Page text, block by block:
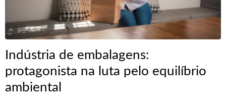
Indústria de embalagens:
protagonista na luta pelo equilíbrio
ambiental